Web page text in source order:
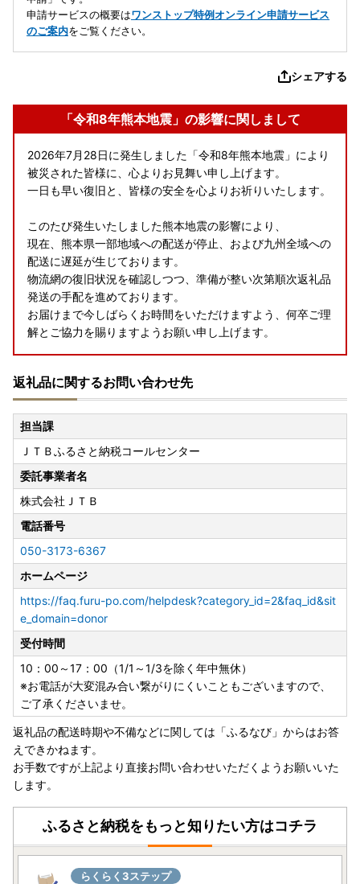
申請サービスの概要はワンストップ特例オンライン申請サービス
のご案内をご覧ください。
シェアする
「令和8年熊本地震」の影響に関しまして
2026年7月28日に発生しました「令和8年熊本地震」により
被災された皆様に、心よりお見舞い申し上げます。
一日も早い復旧と、皆様の安全を心よりお祈りいたします。
このたび発生いたしました熊本地震の影響により、
現在、熊本県一部地域への配送が停止、および九州全域への
配送に遅延が生じております。
物流網の復旧状況を確認しつつ、準備が整い次第順次返礼品
発送の手配を進めております。
お届けまで今しばらくお時間をいただけますよう、何卒ご理
解とご協力を賜りますようお願い申し上げます。
返礼品に関するお問い合わせ先
担当課
ＪＴＢふるさと納税コールセンター
委託事業者名
株式会社ＪＴＢ
電話番号
050-3173-6367
ホームページ
https://faq.furu-po.com/helpdesk?category_id=2&faq_id&sit
e_domain=donor
受付時間
10：00～17：00（1/1～1/3を除く年中無休）
※お電話が大変混み合い繋がりにくいこともございますので、
ご了承くださいませ。
返礼品の配送時期や不備などに関しては「ふるなび」からはお答
えできかねます。
お手数ですが上記より直接お問い合わせいただくようお願いいた
します。
ふるさと納税をもっと知りたい方はコチラ
らくらく3ステップ